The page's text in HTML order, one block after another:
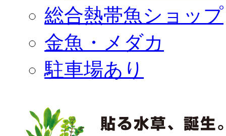
総合熱帯魚ショップ
金魚・メダカ
駐車場あり